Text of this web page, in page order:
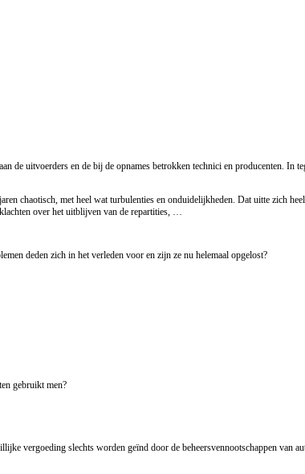
uitvoerders en de bij de opnames betrokken technici en producenten. In
chaotisch, met heel wat turbulenties en onduidelijkheden. Dat uitte zich
over het uitblijven van de repartities, …
deden zich in het verleden voor en zijn ze nu helemaal opgelost?
gebruikt men?
vergoeding slechts worden geïnd door de beheersvennootschappen van